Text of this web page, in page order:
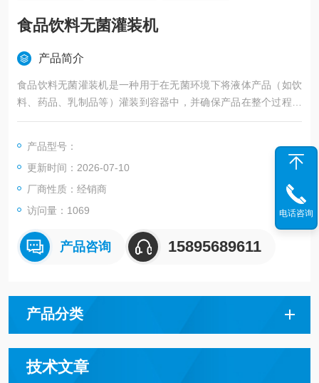
食品饮料无菌灌装机
产品简介
食品饮料无菌灌装机是一种用于在无菌环境下将液体产品（如饮
料、药品、乳制品等）灌装到容器中，并确保产品在整个过程中
不受微生物污染的自动化设备。
产品型号：
更新时间：2026-07-10
厂商性质：经销商
访问量：1069
产品咨询 15895689611
产品分类
技术文章
电话咨询